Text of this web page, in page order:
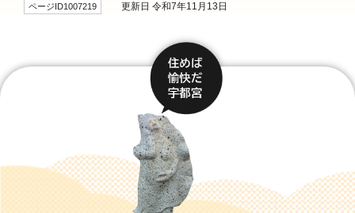
ページID1007219 更新日 令和7年11月13日